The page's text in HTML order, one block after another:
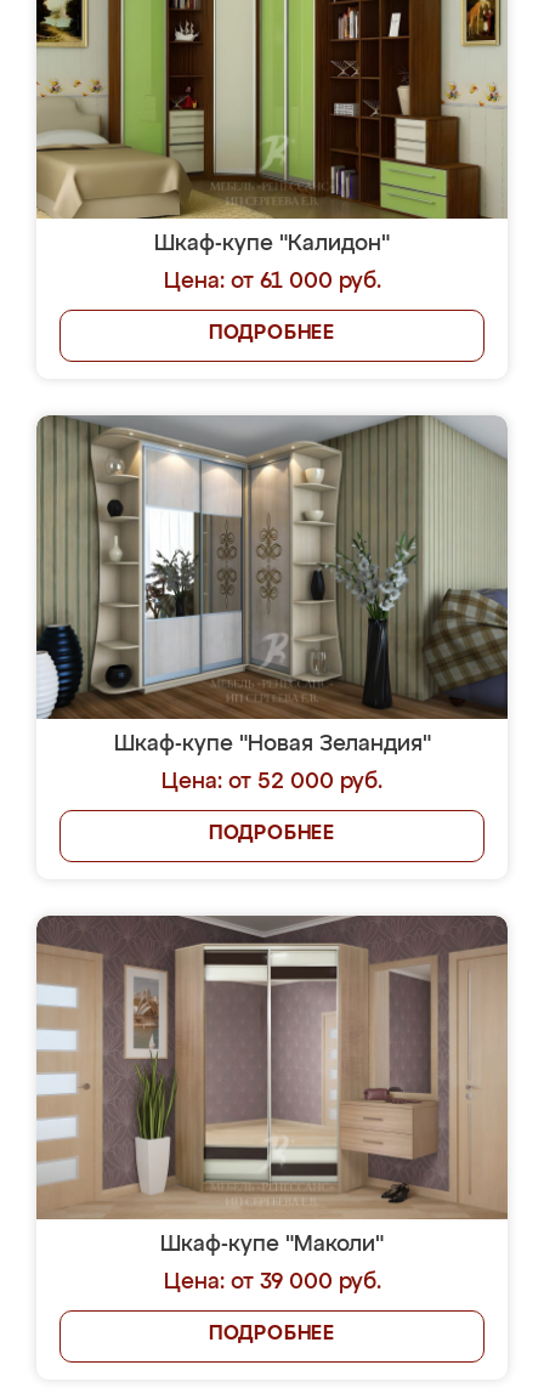
Шкаф-купе "Калидон"
Цена: от 61 000 руб.
ПОДРОБНЕЕ
Шкаф-купе "Новая Зеландия"
Цена: от 52 000 руб.
ПОДРОБНЕЕ
Шкаф-купе "Маколи"
Цена: от 39 000 руб.
ПОДРОБНЕЕ